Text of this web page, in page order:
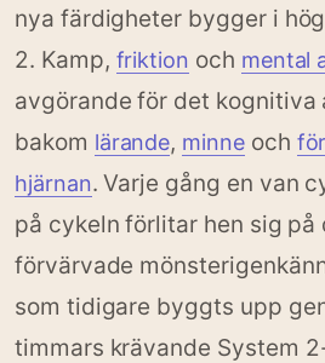
nya färdigheter bygger i
2. Kamp, friktion och mental
avgörande för det kognitiva
bakom lärande, minneoch
hjärnan. Varje gång en van
på cykeln förlitar hen sig på
förvärvade
som tidigare byggts upp
timmars krävande System